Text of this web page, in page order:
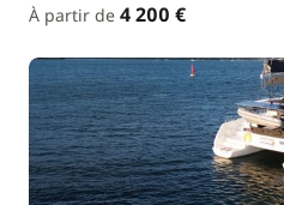
À partir de 4 200 €